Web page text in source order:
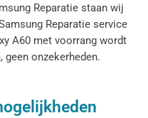
Reparatie staan wij
Reparatie service
A60 met voorrang wordt
geen onzekerheden.